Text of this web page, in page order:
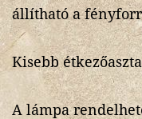
állítható a
Kisebb
A lámpa